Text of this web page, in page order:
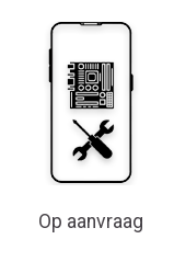
Op aanvraag